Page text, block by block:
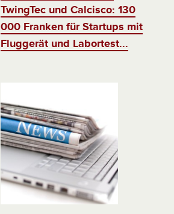
TwingTec und Calcisco: 130
000 Franken für Startups mit
Fluggerät und Labortest...